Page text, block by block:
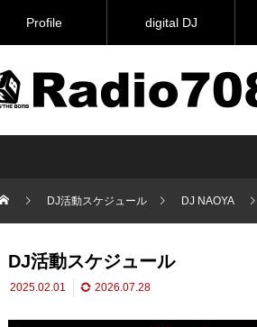
Profile digital DJ
DJ活動スケジュール DJ NAOYA
DJ活動スケジュール
2025.02.01 2026.07.28